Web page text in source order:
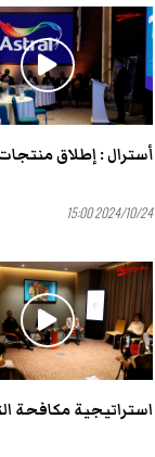
أسترال : إطلاق
2024/10/24 15:00
استراتيجية مكافحة